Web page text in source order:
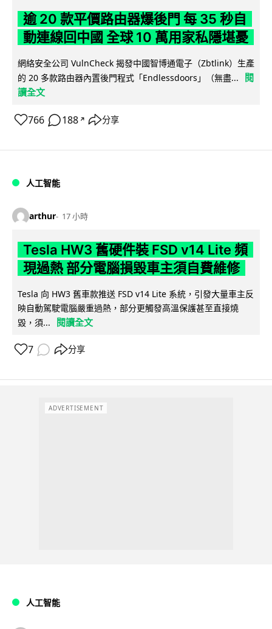
逾 20 款平價路由器爆後門 每 35 秒自
動連線回中國 全球 10 萬用家私隱堪憂
網絡安全公司 VulnCheck 揭發中國智博通電子（Zbtlink）生產
的 20 多款路由器內置後門程式「Endlessdoors」（無盡...
閱
讀全文
766 188 ↗ 分享
人工智能
arthur 17 小時
Tesla HW3 舊硬件裝 FSD v14 Lite 頻
現過熱 部分電腦損毀車主須自費維修
Tesla 向 HW3 舊車款推送 FSD v14 Lite 系統，引發大量車主反
映自動駕駛電腦嚴重過熱，部分更觸發高溫保護甚至直接燒
毀，須...
閱讀全文
7 分享
ADVERTISEMENT
人工智能